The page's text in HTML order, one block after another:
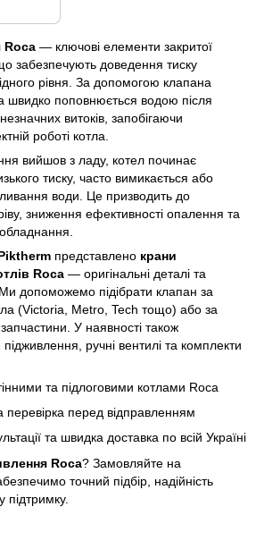
Roca — ключові елементи закритої
забезпечують доведення тиску
рівня. За допомогою клапана
швидко поповнюється водою після
витоків, запобігаючи
роботі котла.
вийшов з ладу, котел починає
тиску, часто вимикається або
води. Це призводить до
зниження ефективності опалення та
представлено крани
Roca — оригінальні деталі та
допоможемо підібрати клапан за
(Victoria, Metro, Tech тощо) або за
У наявності також
ручні вентилі та комплекти
та підлоговими котлами Roca
перевірка перед відправленням
та швидка доставка по всій Україні
Roca? Замовляйте на
точний підбір, надійність
підтримку.